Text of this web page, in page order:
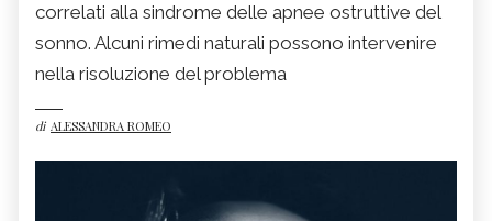
correlati alla sindrome delle apnee ostruttive del
sonno. Alcuni rimedi naturali possono intervenire
nella risoluzione del problema
di ALESSANDRA ROMEO